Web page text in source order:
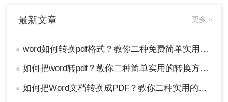
最新文章 更多 >
● word如何转换pdf格式？教你二种免费简单实用的转换方法！
● 如何把word转pdf？教你二种简单实用的转换方法!
● 如何把Word文档转换成PDF？教你二种实用的转PDF方法！